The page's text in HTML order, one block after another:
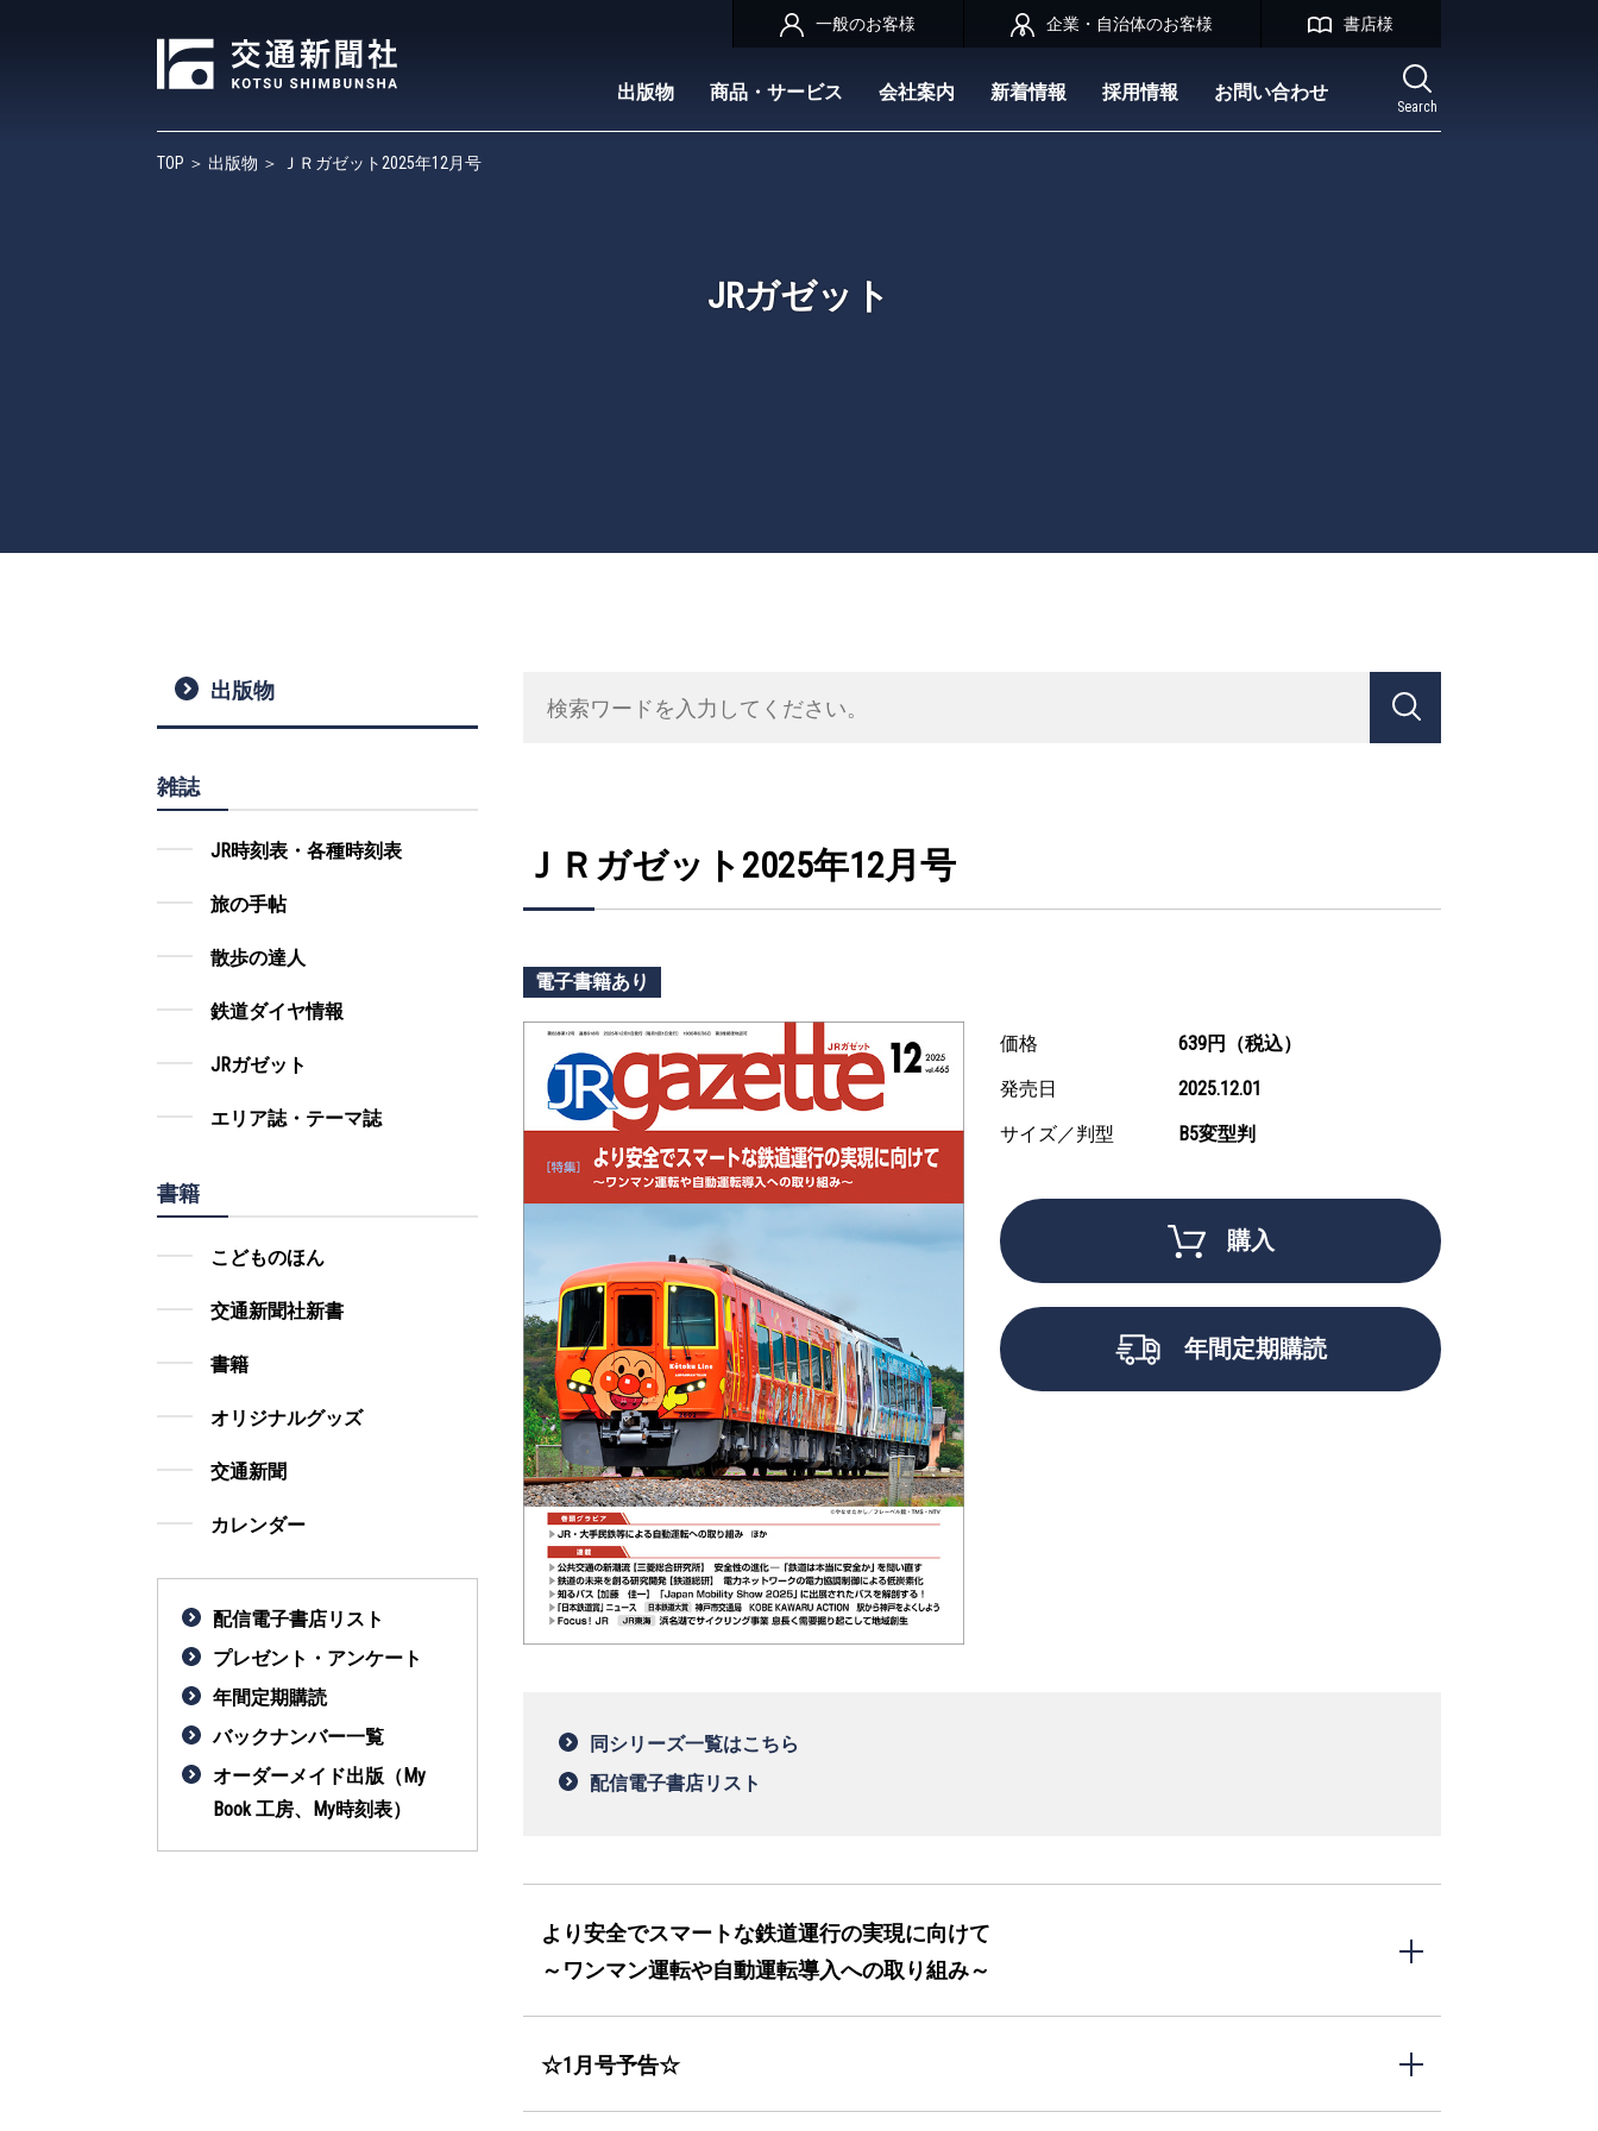
Search
出版物 商品・サービス 会社案内 新着情報 採用情報 お問い合わせ
一般のお客様 企業・自治体のお客様 書店様
TOP ＞ 出版物 ＞ ＪＲガゼット2025年12月号
JRガゼット
出版物
雑誌
JR時刻表・各種時刻表
旅の手帖
散歩の達人
鉄道ダイヤ情報
JRガゼット
エリア誌・テーマ誌
書籍
こどものほん
交通新聞社新書
書籍
オリジナルグッズ
交通新聞
カレンダー
配信電子書店リスト
プレゼント・アンケート
年間定期購読
バックナンバー一覧
オーダーメイド出版（My
Book 工房、My時刻表）
ＪＲガゼット2025年12月号
電子書籍あり
価格
639円（税込）
発売日
2025.12.01
サイズ／判型
B5変型判
購入
年間定期購読
同シリーズ一覧はこちら
配信電子書店リスト
より安全でスマートな鉄道運行の実現に向けて
～ワンマン運転や自動運転導入への取り組み～
☆1月号予告☆